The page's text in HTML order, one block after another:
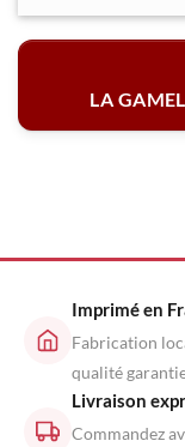
LA
Imprimé en
Fabrication
qualité
Livraison
Commandez